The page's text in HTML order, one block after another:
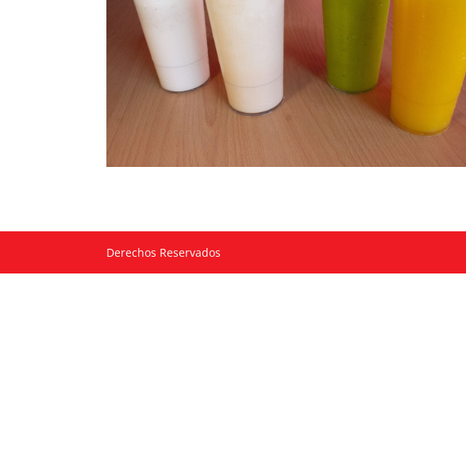
Derechos Reservados